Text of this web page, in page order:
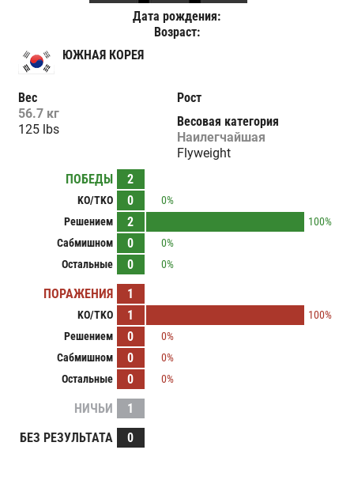
Дата рождения:
Возраст:
ЮЖНАЯ КОРЕЯ
Вес
56.7 кг
125 lbs
Рост
Весовая категория
Наилегчайшая
Flyweight
ПОБЕДЫ
2
KO/TKO 0
0%
Решением
2
100%
Сабмишном
0
0%
Остальные
0 0%
ПОРАЖЕНИЯ 1
KO/TKO 1
100%
Решением
0
0%
Сабмишном
0
0%
Остальные
0 0%
НИЧЬИ
1
БЕЗ РЕЗУЛЬТАТА
0